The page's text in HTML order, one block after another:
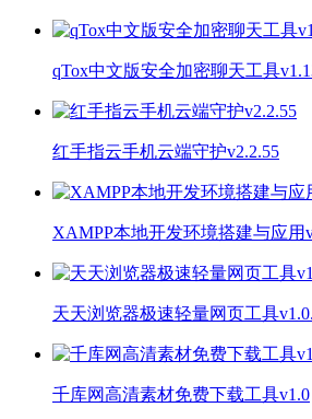
qTox中文版安全加密聊天工具
红手指云手机云端守护v2.2.55
XAMPP本地开发环境搭建与应用
天天浏览器极速轻量网页工具
千库网高清素材免费下载工具v1.0